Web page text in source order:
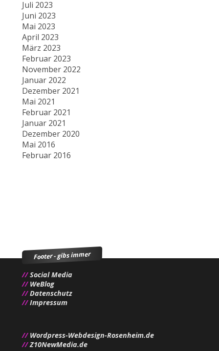
Juli 2023
Juni 2023
Mai 2023
April 2023
März 2023
Februar 2023
November 2022
Januar 2022
Dezember 2021
Mai 2021
Februar 2021
Januar 2021
Dezember 2020
Mai 2016
Februar 2016
Footer - gibs immer
//Social Media
// WeBlog
//Datenschutz
//Impressum
// Wordpress-Webdesign-Rosenheim.de
//Z10NewMedia.de